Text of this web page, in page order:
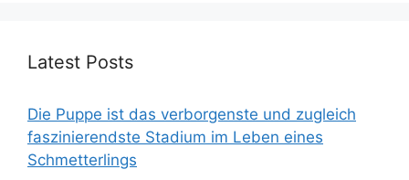
Latest Posts
Die Puppe ist das verborgenste und zugleich
faszinierendste Stadium im Leben eines
Schmetterlings